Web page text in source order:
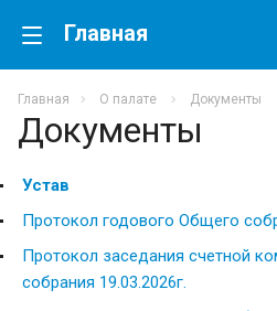
Главная
Главная О палате Документы
Документы
Устав
Протокол годового Общего
Протокол заседания счетной
собрания 19.03.2026г.